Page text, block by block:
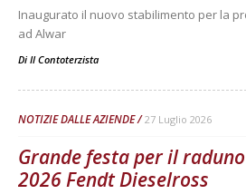
Inaugurato il nuovo stabilimento per la
ad Alwar
Di Il Contoterzista
NOTIZIE DALLE AZIENDE 27 Luglio 2026
Grande festa per il raduno
2026 Fendt Dieselross